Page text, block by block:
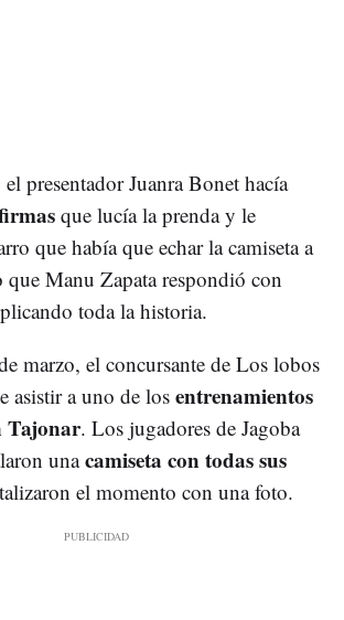
el presentador Juanra Bonet hacía
que lucía la prenda y le
que había que echar la camiseta a
que Manu Zapata respondió con
toda la historia.
marzo, el concursante de Los lobos
asistir a uno de los entrenamientos
Tajonar. Los jugadores de Jagoba
unacamiseta con todas sus
el momento con una foto.